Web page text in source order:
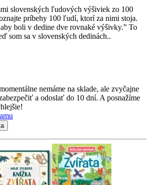
slovenských ľudových výšiviek zo 100
príbehy 100 ľudí, ktorí za nimi stoja.
boli v dedine dve rovnaké výšivky.” To
som sa v slovenských dedinách..
nemáme na sklade, ale zvyčajne
a odoslať do 10 dní. A posnažíme